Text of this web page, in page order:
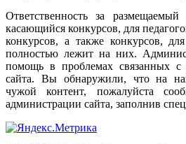
Ответственность
за размещаемый
касающийся конкурсов, для
конкурсов, а также конкурсов, для
полностью лежит на них.
помощь в проблемах связанных с
сайта. Вы обнаружили, что на
чужой
контент, пожалуйста
администрации сайта, заполнив